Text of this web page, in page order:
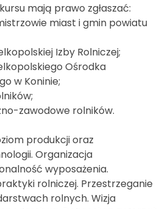
mają prawo zgłaszać:
miast i gmin powiatu
Izby Rolniczej;
Ośrodka
w Koninie;
zawodowe rolników.
produkcji oraz
Organizacja
wyposażenia.
rolniczej. Przestrzeganie
rolnych. Wizja